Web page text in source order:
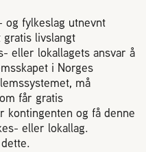
fylkeslag utnevnt
livslangt
eller lokallagets ansvar å
i Norges
må
får gratis
kontingenten og få denne
eller lokallag.